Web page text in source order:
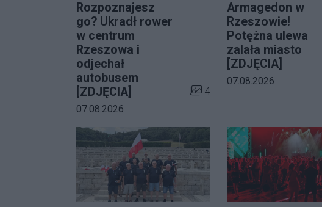
Rozpoznajesz
go? Ukradł rower
w centrum
Rzeszowa i
odjechał
autobusem
[ZDJĘCIA]
Liczba zdjęć w galerii:
4
Data dodania galerii:
07.08.2026
Armagedon w
Rzeszowie!
Potężna ulewa
zalała miasto
[ZDJĘCIA]
Data dodania galerii:
07.08.2026